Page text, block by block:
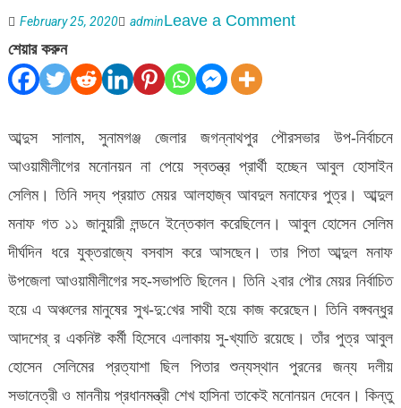
February 25, 2020 adminLeave a Commenton
প্রার্থী
হচ্ছেন-
সেলিম
শেয়ার করুন
আব্দুস সালাম, সুনামগঞ্জ জেলার জগন্নাথপুর পৌরসভার উপ-নির্বাচনে
আওয়ামীলীগের মনোনয়ন না পেয়ে স্বতন্ত্র প্রার্থী হচ্ছেন আবুল হোসাইন
সেলিম। তিনি সদ্য প্রয়াত মেয়র আলহাজ্ব আবদুল মনাফের পুত্র। আব্দুল
মনাফ গত ১১ জানুয়ারী লন্ডনে ইন্তেকাল করেছিলেন। আবুল হোসেন সেলিম
দীর্ঘদিন ধরে যুক্তরাজ্যে বসবাস করে আসছেন। তার পিতা আব্দুল মনাফ
উপজেলা আওয়ামীলীগের সহ-সভাপতি ছিলেন। তিনি ২বার পৌর মেয়র নির্বাচিত
হয়ে এ অঞ্চলের মানুষের সুখ-দু:খের সাথী হয়ে কাজ করেছেন। তিনি বঙ্গবন্ধুর
আদশের্ র একনিষ্ট কর্মী হিসেবে এলাকায় সু-খ্যাতি রয়েছে। তাঁর পুত্র আবুল
হোসেন সেলিমের প্রত্যাশা ছিল পিতার শুন্যস্থান পুরনের জন্য দলীয়
সভানেত্রী ও মাননীয় প্রধানমন্ত্রী শেখ হাসিনা তাকেই মনোনয়ন দেবেন। কিন্তু